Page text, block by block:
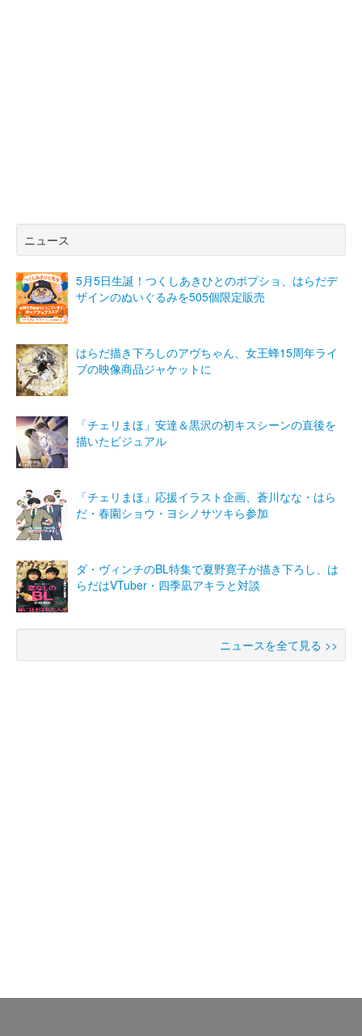
ニュース
5月5日生誕！つくしあきひとのポプショ、はらだデ
ザインのぬいぐるみを505個限定販売
はらだ描き下ろしのアヴちゃん、女王蜂15周年ライ
ブの映像商品ジャケットに
「チェリまほ」安達＆黒沢の初キスシーンの直後を
描いたビジュアル
「チェリまほ」応援イラスト企画、蒼川なな・はら
だ・春園ショウ・ヨシノサツキら参加
ダ・ヴィンチのBL特集で夏野寛子が描き下ろし、は
らだはVTuber・四季凪アキラと対談
ニュースを全て見る >>